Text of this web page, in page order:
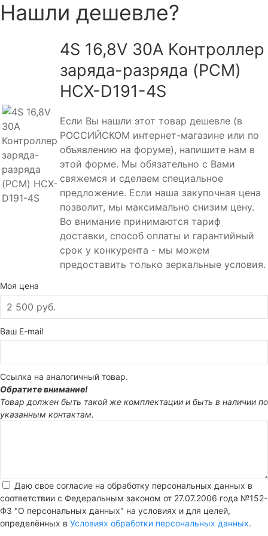
Нашли дешевле?
4S 16,8V 30A Контроллер
заряда-разряда (PCM)
HCX-D191-4S
Если Вы нашли этот товар дешевле (в
РОССИЙСКОМ интернет-магазине или по
объявлению на форуме), напишите нам в
этой форме. Мы обязательно с Вами
свяжемся и сделаем специальное
предложение. Если наша закупочная цена
позволит, мы максимально снизим цену.
Во внимание принимаются тариф
доставки, способ оплаты и гарантийный
срок у конкурента - мы можем
предоставить только зеркальные условия.
Моя цена
Ваш E-mail
Ссылка на аналогичный товар.
Обратите внимание!
Товар должен быть такой же комплектации и быть в наличии по
указанным контактам.
Даю свое согласие на обработку персональных данных в
соответствии с Федеральным законом от 27.07.2006 года №152-
Ф3 "О персональных данных" на условиях и для целей,
определённых в Условиях обработки персональных данных.